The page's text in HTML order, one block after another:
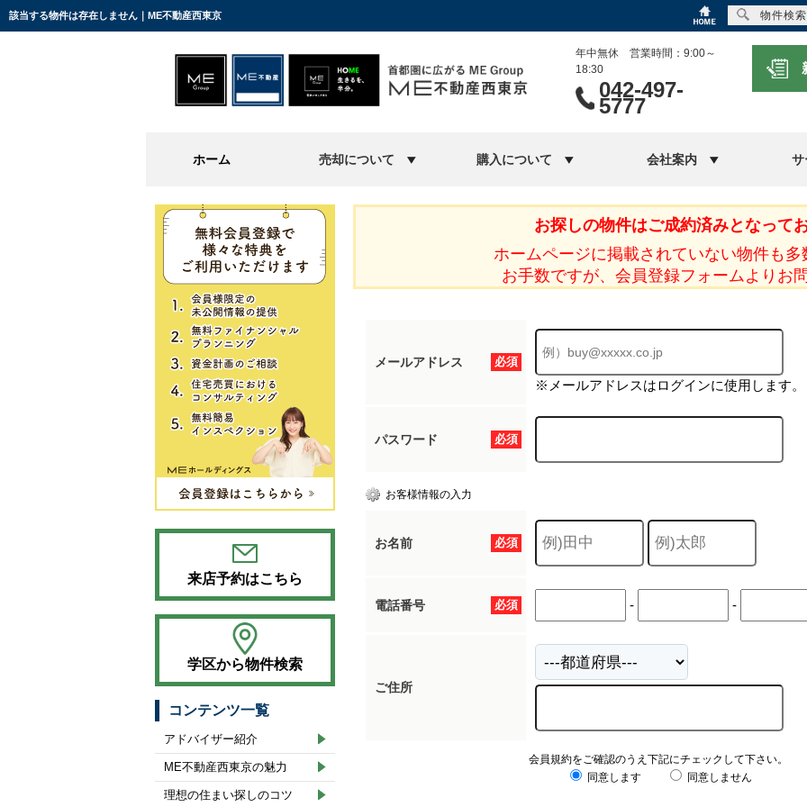
該当する物件は存在しません｜ME不動産西東京
年中無休 営業時間：9:00～
18:30
042-497-
5777
ホーム 売却について 購入について 会社案内 サ
お探しの物件はご成約済みとなってお
ホームページに掲載されていない物件も多
お手数ですが、会員登録フォームよりお
必須
メールアドレス
※メールアドレスはログインに使用します。
必須
パスワード
お客様情報の入力
必須
お名前
必須
電話番号 - -
ご住所
会員規約をご確認のうえ下記にチェックして下さい。
同意します
同意しません
来店予約はこちら
学区から物件検索
コンテンツ一覧
アドバイザー紹介
ME不動産西東京の魅力
理想の住まい探しのコツ
物件検索